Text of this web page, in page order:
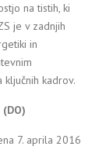
na tistih, ki
je v zadnjih
in
ključnih kadrov.
7. aprila 2016